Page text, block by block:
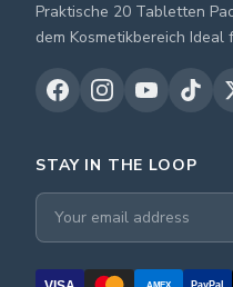
Praktische 20 Tabletten
dem Kosmetikbereich
STAY IN THE LOOP